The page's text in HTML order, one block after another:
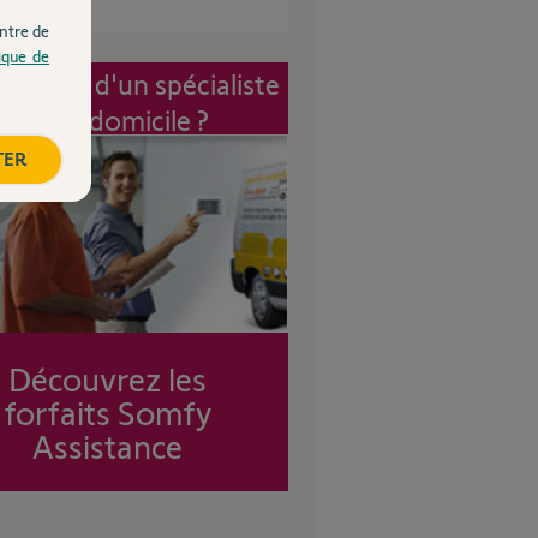
d'un spécialiste
à mon domicile ?
Découvrez les
forfaits Somfy
Assistance
de
de